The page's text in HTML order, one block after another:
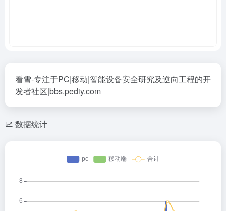
看雪-专注于PC|移动|智能设备安全研究及逆向工程的开
发者社区|bbs.pediy.com
数据统计